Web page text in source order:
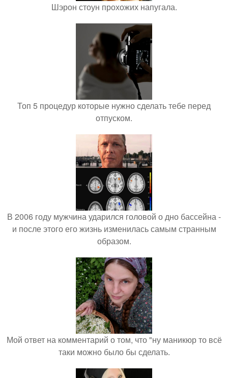
Шэрон стоун прохожих напугала.
Топ 5 процедур которые нужно сделать тебе перед
отпуском.
В 2006 году мужчина ударился головой о дно бассейна -
и после этого его жизнь изменилась самым странным
образом.
Мой ответ на комментарий о том, что "ну маникюр то всё
таки можно было бы сделать.